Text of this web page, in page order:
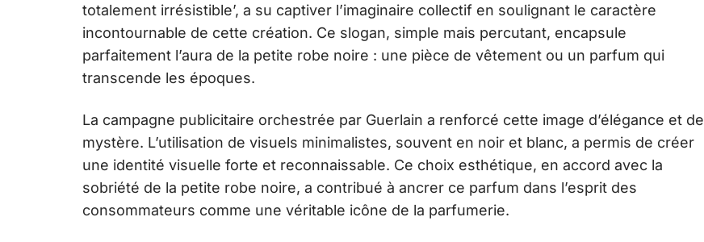
totalement irrésistible’, a su captiver l’imaginaire collectif en soulignant le caractère
incontournable de cette création. Ce slogan, simple mais percutant, encapsule
parfaitement l’aura de la petite robe noire : une pièce de vêtement ou un parfum qui
transcende les époques.
La campagne publicitaire orchestrée par Guerlain a renforcé cette image d’élégance et de
mystère. L’utilisation de visuels minimalistes, souvent en noir et blanc, a permis de créer
une identité visuelle forte et reconnaissable. Ce choix esthétique, en accord avec la
sobriété de la petite robe noire, a contribué à ancrer ce parfum dans l’esprit des
consommateurs comme une véritable icône de la parfumerie.